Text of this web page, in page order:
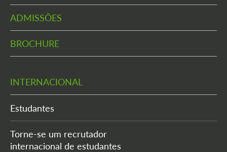
ADMISSÕES
BROCHURE
INTERNACIONAL
Estudantes
Torne-se um recrutador
internacional de estudantes